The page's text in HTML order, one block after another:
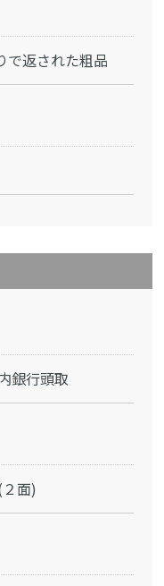
で返された粗品
銀行頭取
面)